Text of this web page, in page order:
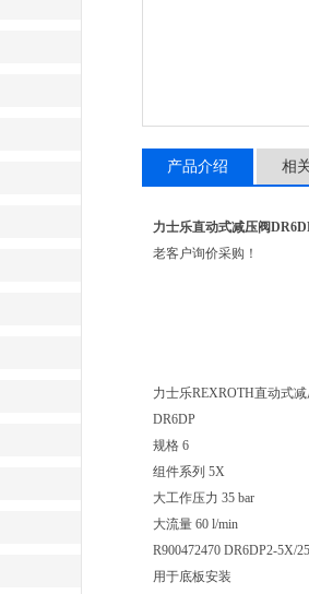
产品介绍 相
力士乐直动式减压阀
老客户询价采购！
力士乐REXROTH直动式
DR6DP
规格 6
组件系列 5X
大工作压力 35 bar
大流量 60 l/min
R900472470 DR6DP2-5X/
用于底板安装